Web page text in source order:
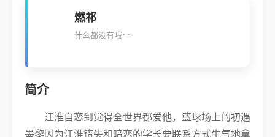
燃祁
什么都没有哦~~
简介
江淮自恋到觉得全世界都爱他，篮球场上的初遇
墨黎因为江淮错失和暗恋的学长要联系方式生气地拿